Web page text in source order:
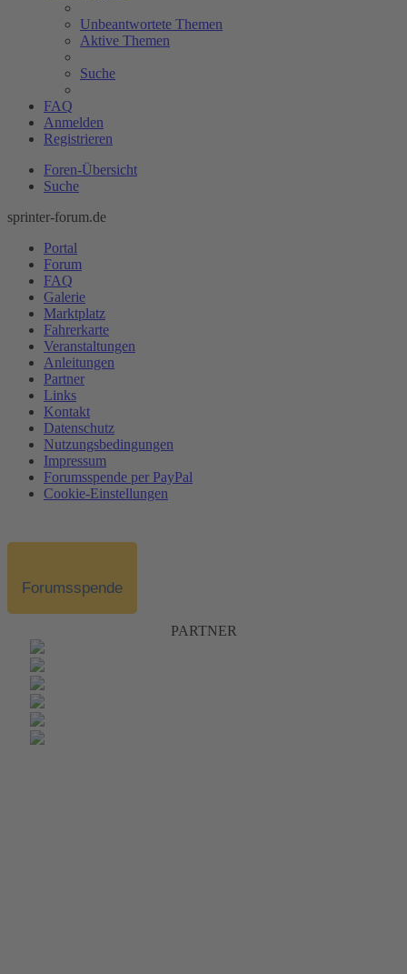
Unbeantwortete Themen
Aktive Themen
Suche
FAQ
Anmelden
Registrieren
Foren-Übersicht
Suche
sprinter-forum.de
Portal
Forum
FAQ
Galerie
Marktplatz
Fahrerkarte
Veranstaltungen
Anleitungen
Partner
Links
Kontakt
Datenschutz
Nutzungsbedingungen
Impressum
Forumsspende per PayPal
Cookie-Einstellungen
Forumsspende
PARTNER